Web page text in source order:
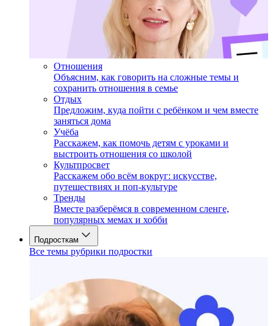
Отношения
Объясним, как говорить на сложные темы и
сохранить отношения в семье
Отдых
Предложим, куда пойти с ребёнком и чем вместе
заняться дома
Учёба
Расскажем, как помочь детям с уроками и
выстроить отношения со школой
Культпросвет
Расскажем обо всём вокруг: искусстве,
путешествиях и поп-культуре
Тренды
Вместе разберёмся в современном сленге,
популярных мемах и хобби
Подросткам
Все темы рубрики подростки